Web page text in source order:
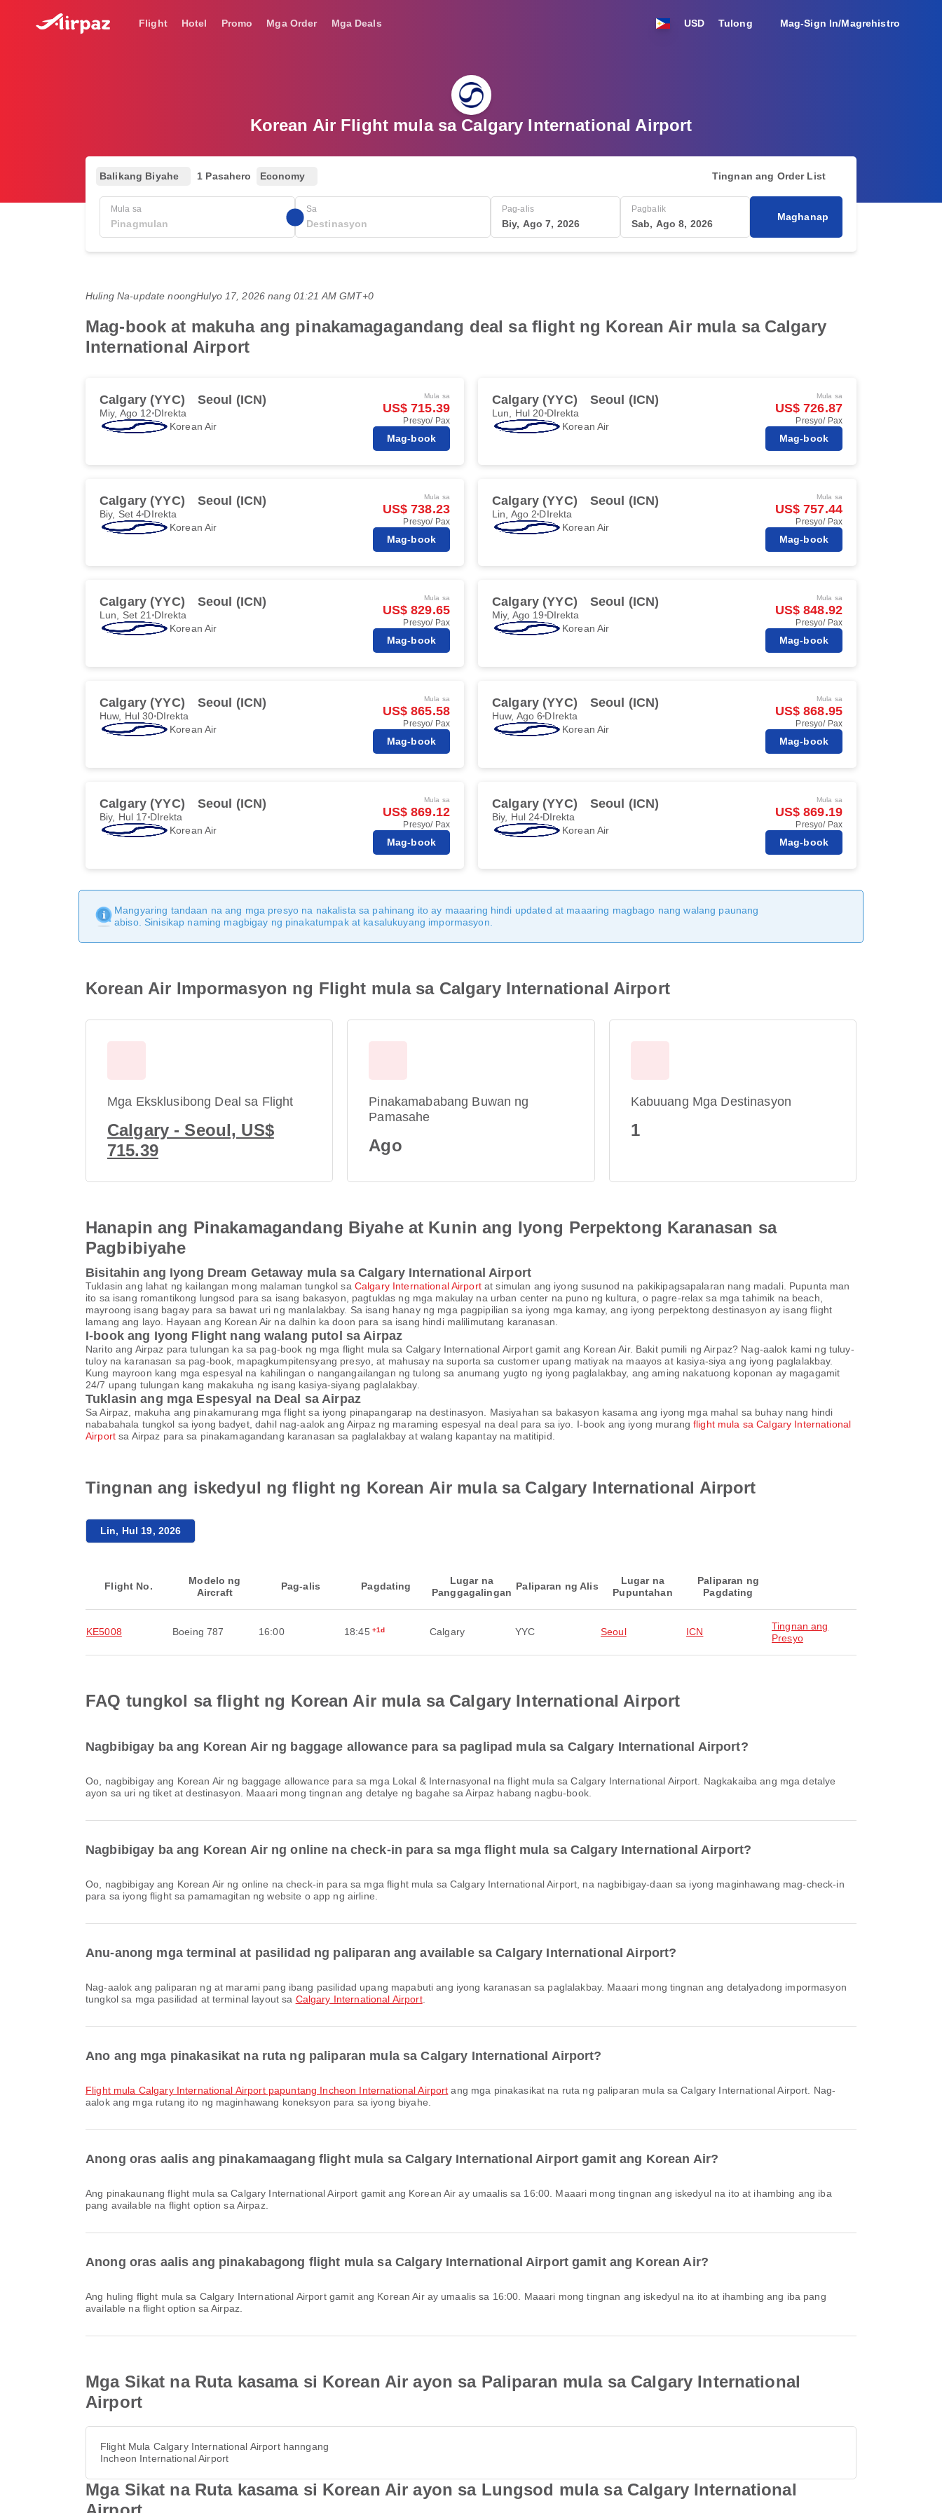
Flight Hotel Promo Mga Order Mga Deals USD Tulong Mag-Sign In/Magrehistro
Korean Air Flight mula sa Calgary International Airport
Balikang Biyahe 1 Pasahero Economy Tingnan ang Order List
Mula sa Sa Pag-alis
Biy, Ago 7, 2026
Pagbalik
Sab, Ago 8, 2026
Maghanap
Huling Na-update noongHulyo 17, 2026 nang 01:21 AM GMT+0
Mag-book at makuha ang pinakamagagandang deal sa flight ng Korean Air mula sa Calgary
International Airport
Calgary (YYC) Seoul (ICN)
Miy, Ago 12 DIrekta
Korean Air
Mula sa
US$ 715.39
Presyo/ Pax
Mag-book
Calgary (YYC) Seoul (ICN)
Lun, Hul 20 DIrekta
Korean Air
Mula sa
US$ 726.87
Presyo/ Pax
Mag-book
Calgary (YYC) Seoul (ICN)
Biy, Set 4 DIrekta
Korean Air
Mula sa
US$ 738.23
Presyo/ Pax
Mag-book
Calgary (YYC) Seoul (ICN)
Lin, Ago 2 DIrekta
Korean Air
Mula sa
US$ 757.44
Presyo/ Pax
Mag-book
Calgary (YYC) Seoul (ICN)
Lun, Set 21 DIrekta
Korean Air
Mula sa
US$ 829.65
Presyo/ Pax
Mag-book
Calgary (YYC) Seoul (ICN)
Miy, Ago 19 DIrekta
Korean Air
Mula sa
US$ 848.92
Presyo/ Pax
Mag-book
Calgary (YYC) Seoul (ICN)
Huw, Hul 30 DIrekta
Korean Air
Mula sa
US$ 865.58
Presyo/ Pax
Mag-book
Calgary (YYC) Seoul (ICN)
Huw, Ago 6 DIrekta
Korean Air
Mula sa
US$ 868.95
Presyo/ Pax
Mag-book
Calgary (YYC) Seoul (ICN)
Biy, Hul 17 DIrekta
Korean Air
Mula sa
US$ 869.12
Presyo/ Pax
Mag-book
Calgary (YYC) Seoul (ICN)
Biy, Hul 24 DIrekta
Korean Air
Mula sa
US$ 869.19
Presyo/ Pax
Mag-book
Mangyaring tandaan na ang mga presyo na nakalista sa pahinang ito ay maaaring hindi updated at maaaring magbago nang walang paunang
abiso. Sinisikap naming magbigay ng pinakatumpak at kasalukuyang impormasyon.
Korean Air Impormasyon ng Flight mula sa Calgary International Airport
Mga Eksklusibong Deal sa Flight
Calgary - Seoul, US$
715.39
Pinakamababang Buwan ng
Pamasahe
Ago
Kabuuang Mga Destinasyon
1
Hanapin ang Pinakamagandang Biyahe at Kunin ang Iyong Perpektong Karanasan sa
Pagbibiyahe
Bisitahin ang Iyong Dream Getaway mula sa Calgary International Airport
Tuklasin ang lahat ng kailangan mong malaman tungkol sa Calgary International Airportat simulan ang iyong susunod na pakikipagsapalaran nang madali. Pupunta man
ito sa isang romantikong lungsod para sa isang bakasyon, pagtuklas ng mga makulay na urban center na puno ng kultura, o pagre-relax sa mga tahimik na beach,
mayroong isang bagay para sa bawat uri ng manlalakbay. Sa isang hanay ng mga pagpipilian sa iyong mga kamay, ang iyong perpektong destinasyon ay isang flight
lamang ang layo. Hayaan ang Korean Air na dalhin ka doon para sa isang hindi malilimutang karanasan.
I-book ang Iyong Flight nang walang putol sa Airpaz
Narito ang Airpaz para tulungan ka sa pag-book ng mga flight mula sa Calgary International Airport gamit ang Korean Air. Bakit pumili ng Airpaz? Nag-aalok kami ng tuluy-
tuloy na karanasan sa pag-book, mapagkumpitensyang presyo, at mahusay na suporta sa customer upang matiyak na maayos at kasiya-siya ang iyong paglalakbay.
Kung mayroon kang mga espesyal na kahilingan o nangangailangan ng tulong sa anumang yugto ng iyong paglalakbay, ang aming nakatuong koponan ay magagamit
24/7 upang tulungan kang makakuha ng isang kasiya-siyang paglalakbay.
Tuklasin ang mga Espesyal na Deal sa Airpaz
Sa Airpaz, makuha ang pinakamurang mga flight sa iyong pinapangarap na destinasyon. Masiyahan sa bakasyon kasama ang iyong mga mahal sa buhay nang hindi
nababahala tungkol sa iyong badyet, dahil nag-aalok ang Airpaz ng maraming espesyal na deal para sa iyo. I-book ang iyong murangflight mula sa Calgary International
Airportsa Airpaz para sa pinakamagandang karanasan sa paglalakbay at walang kapantay na matitipid.
Tingnan ang iskedyul ng flight ng Korean Air mula sa Calgary International Airport
Lin, Hul 19, 2026
Flight No.
Modelo ng
Aircraft
Pag-alis Pagdating
Lugar na
Panggagalingan
Paliparan ng Alis
Lugar na
Pupuntahan
Paliparan ng
Pagdating
KE5008 Boeing 787 16:00 18:45 +1d Calgary YYC Seoul ICN
Tingnan ang
Presyo
FAQ tungkol sa flight ng Korean Air mula sa Calgary International Airport
Nagbibigay ba ang Korean Air ng baggage allowance para sa paglipad mula sa Calgary International Airport?
Oo, nagbibigay ang Korean Air ng baggage allowance para sa mga Lokal & Internasyonal na flight mula sa Calgary International Airport. Nagkakaiba ang mga detalye
ayon sa uri ng tiket at destinasyon. Maaari mong tingnan ang detalye ng bagahe sa Airpaz habang nagbu-book.
Nagbibigay ba ang Korean Air ng online na check-in para sa mga flight mula sa Calgary International Airport?
Oo, nagbibigay ang Korean Air ng online na check-in para sa mga flight mula sa Calgary International Airport, na nagbibigay-daan sa iyong maginhawang mag-check-in
para sa iyong flight sa pamamagitan ng website o app ng airline.
Anu-anong mga terminal at pasilidad ng paliparan ang available sa Calgary International Airport?
Nag-aalok ang paliparan ng at marami pang ibang pasilidad upang mapabuti ang iyong karanasan sa paglalakbay. Maaari mong tingnan ang detalyadong impormasyon
tungkol sa mga pasilidad at terminal layout sa Calgary International Airport.
Ano ang mga pinakasikat na ruta ng paliparan mula sa Calgary International Airport?
flight mula Calgary International Airport papuntang Incheon International Airport ang mga pinakasikat na ruta ng paliparan mula sa Calgary International Airport. Nag-
aalok ang mga rutang ito ng maginhawang koneksyon para sa iyong biyahe.
Anong oras aalis ang pinakamaagang flight mula sa Calgary International Airport gamit ang Korean Air?
Ang pinakaunang flight mula sa Calgary International Airport gamit ang Korean Air ay umaalis sa 16:00. Maaari mong tingnan ang iskedyul na ito at ihambing ang iba
pang available na flight option sa Airpaz.
Anong oras aalis ang pinakabagong flight mula sa Calgary International Airport gamit ang Korean Air?
Ang huling flight mula sa Calgary International Airport gamit ang Korean Air ay umaalis sa 16:00. Maaari mong tingnan ang iskedyul na ito at ihambing ang iba pang
available na flight option sa Airpaz.
Mga Sikat na Ruta kasama si Korean Air ayon sa Paliparan mula sa Calgary International
Airport
Flight Mula Calgary International Airport hanngang
Incheon International Airport
Mga Sikat na Ruta kasama si Korean Air ayon sa Lungsod mula sa Calgary International